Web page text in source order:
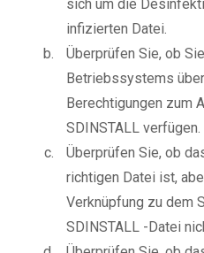
sich um die
infizierten Datei.
Überprüfen Sie, ob
Betriebssystems
Berechtigungen zum
SDINSTALL verfügen.
Überprüfen Sie, ob
richtigen Datei ist,
Verknüpfung zu dem
SDINSTALL -Datei